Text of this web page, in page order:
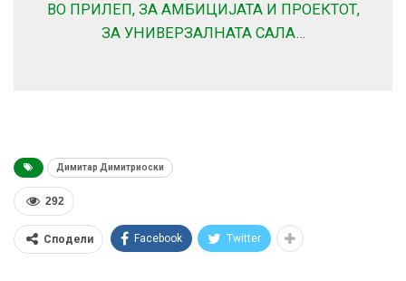
ВО ПРИЛЕП, ЗА АМБИЦИЈАТА И ПРОЕКТОТ,
ЗА УНИВЕРЗАЛНАТА САЛА…
Димитар Димитриоски
292
Сподели Facebook Twitter